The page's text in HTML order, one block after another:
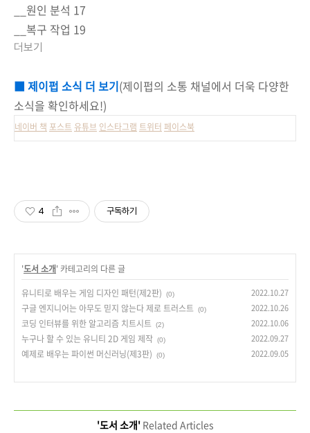
__원인 분석 17
__복구 작업 19
더보기
■ 제이펍 소식 더 보기(제이펍의 소통 채널에서 더욱 다양한
소식을 확인하세요!)
네이버 책 포스트 유튜브 인스타그램 트위터 페이스북
4 구독하기
'도서 소개' 카테고리의 다른 글
유니티로 배우는 게임 디자인 패턴(제2판)
(0) 2022.10.27
구글 엔지니어는 아무도 믿지 않는다 제로 트러스트 (0) 2022.10.26
코딩 인터뷰를 위한 알고리즘 치트시트 (2) 2022.10.06
누구나 할 수 있는 유니티 2D 게임 제작 (0) 2022.09.27
예제로 배우는 파이썬 머신러닝(제3판) (0) 2022.09.05
'도서 소개'Related Articles